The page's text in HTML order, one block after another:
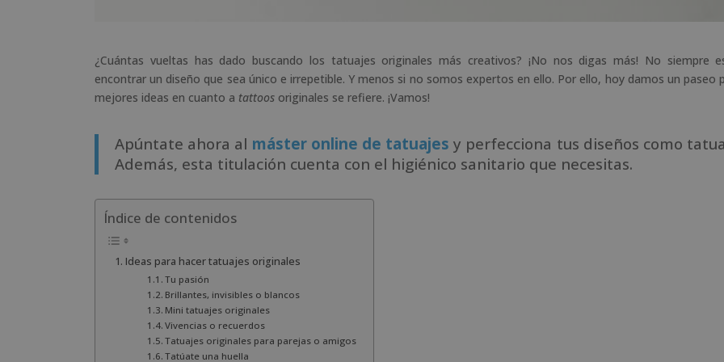
¿Cuántas vueltas has dado buscando los tatuajes originales más creativos? ¡No nos digas más! No siempre
encontrar un diseño que sea único e irrepetible. Y menos si no somos expertos en ello. Por ello, hoy damos un paseo
mejores ideas en cuanto a tattoos originales se refiere. ¡Vamos!
Apúntate ahora al máster online de tatuajes y perfecciona tus diseños como
Además, esta titulación cuenta con el higiénico sanitario que necesitas.
Índice de contenidos
Ideas para hacer tatuajes originales
Tu pasión
Brillantes, invisibles o blancos
Mini tatuajes originales
Vivencias o recuerdos
Tatuajes originales para parejas o amigos
Tatúate una huella